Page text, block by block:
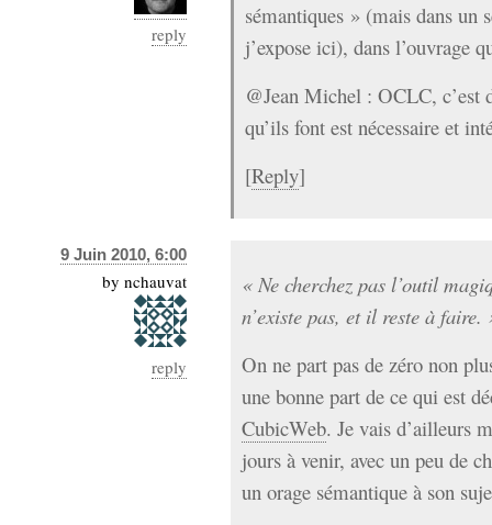
reply
sémantiques » (mais dans un
j’expose ici), dans l’ouvrage
@Jean Michel : OCLC, c’est
qu’ils font est nécessaire et
[Reply]
9 Juin 2010, 6:00
by nchauvat
reply
« Ne cherchez pas l’outil
n’existe pas, et il reste à faire.
On ne part pas de zéro non
une bonne part de ce qui est
CubicWeb. Je vais d’ailleurs
jours à venir, avec un peu de
un orage sémantique à son